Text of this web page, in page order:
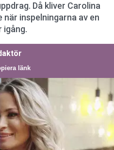
Då kliver Carolina
inspelningarna av en
igång.
länk